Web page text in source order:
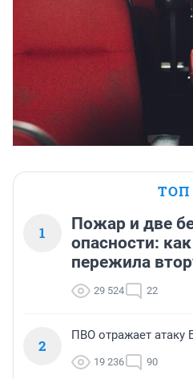
ТОП
1
Пожар и две
опасности:
пережила
29 524 22
2
ПВО отражает
19 236 90